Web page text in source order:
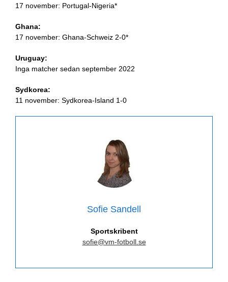
17 november: Portugal-Nigeria*
Ghana:
17 november: Ghana-Schweiz 2-0*
Uruguay:
Inga matcher sedan september 2022
Sydkorea:
11 november: Sydkorea-Island 1-0
Sofie Sandell
Sportskribent
sofie@vm-fotboll.se